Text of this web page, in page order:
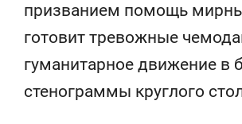
призванием помощь
готовит тревожные
гуманитарное движение
стенограммы круглого